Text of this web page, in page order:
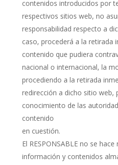
contenidos introducidos por
respectivos sitios web, no
responsabilidad respecto a
caso, procederá a la retirada
contenido que pudiera
nacional o internacional, la
procediendo a la retirada
redirección a dicho sitio web,
conocimiento de las
contenido
en cuestión.
El RESPONSABLE no se
información y contenidos